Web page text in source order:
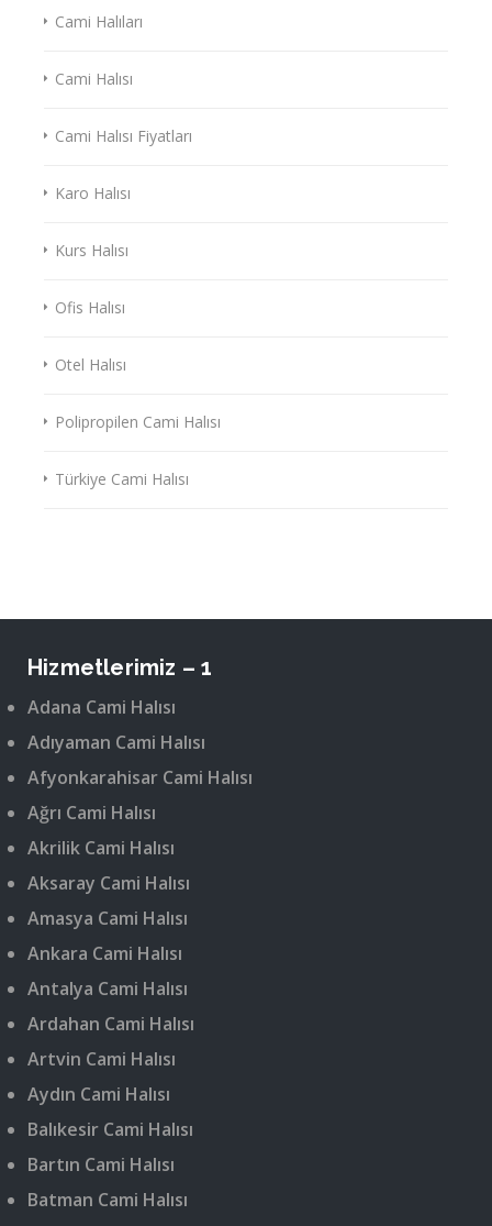
Cami Halıları
Cami Halısı
Cami Halısı Fiyatları
Karo Halısı
Kurs Halısı
Ofis Halısı
Otel Halısı
Polipropilen Cami Halısı
Türkiye Cami Halısı
Hizmetlerimiz – 1
Adana Cami Halısı
Adıyaman Cami Halısı
Afyonkarahisar Cami Halısı
Ağrı Cami Halısı
Akrilik Cami Halısı
Aksaray Cami Halısı
Amasya Cami Halısı
Ankara Cami Halısı
Antalya Cami Halısı
Ardahan Cami Halısı
Artvin Cami Halısı
Aydın Cami Halısı
Balıkesir Cami Halısı
Bartın Cami Halısı
Batman Cami Halısı